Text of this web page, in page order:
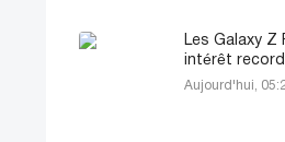
Les Galaxy
intérêt
Aujourd'hui,